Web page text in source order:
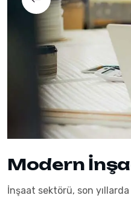
Modern
İnşaat sektörü, son